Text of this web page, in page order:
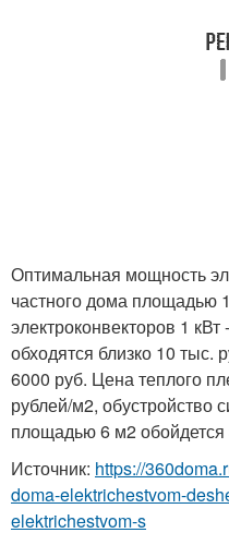
Оптимальная мощность
частного дома площадью
электроконвекторов 1
обходятся близко 10 тыс.
6000 руб. Цена теплого
рублей/м2, обустройство
площадью 6 м2 обойдется
Источник: https://
doma-elektrichestvom-
elektrichestvom-s